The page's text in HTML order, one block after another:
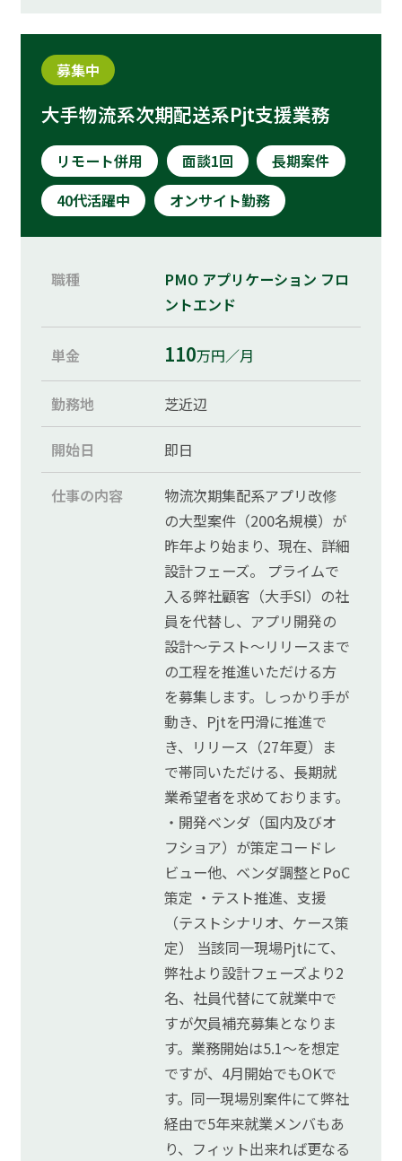
募集中
大手物流系次期配送系Pjt支援業務
リモート併用 面談1回
長期案件
40代活躍中
オンサイト勤務
職種 PMO アプリケーション フロ
ントエンド
単金 110万円／月
勤務地 芝近辺
開始日 即日
仕事の内容
物流次期集配系アプリ改修
の大型案件（200名規模）が
昨年より始まり、現在、詳細
設計フェーズ。 プライムで
入る弊社顧客（大手SI）の社
員を代替し、アプリ開発の
設計～テスト～リリースまで
の工程を推進いただける方
を募集します。しっかり手が
動き、Pjtを円滑に推進で
き、リリース（27年夏）ま
で帯同いただける、長期就
業希望者を求めております。
・開発ベンダ（国内及びオ
フショア）が策定コードレ
ビュー他、ベンダ調整とPoC
策定 ・テスト推進、支援
（テストシナリオ、ケース策
定） 当該同一現場Pjtにて、
弊社より設計フェーズより2
名、社員代替にて就業中で
すが欠員補充募集となりま
す。業務開始は5.1～を想定
ですが、4月開始でもOKで
す。同一現場別案件にて弊社
経由で5年来就業メンバもあ
り、フィット出来れば更なる